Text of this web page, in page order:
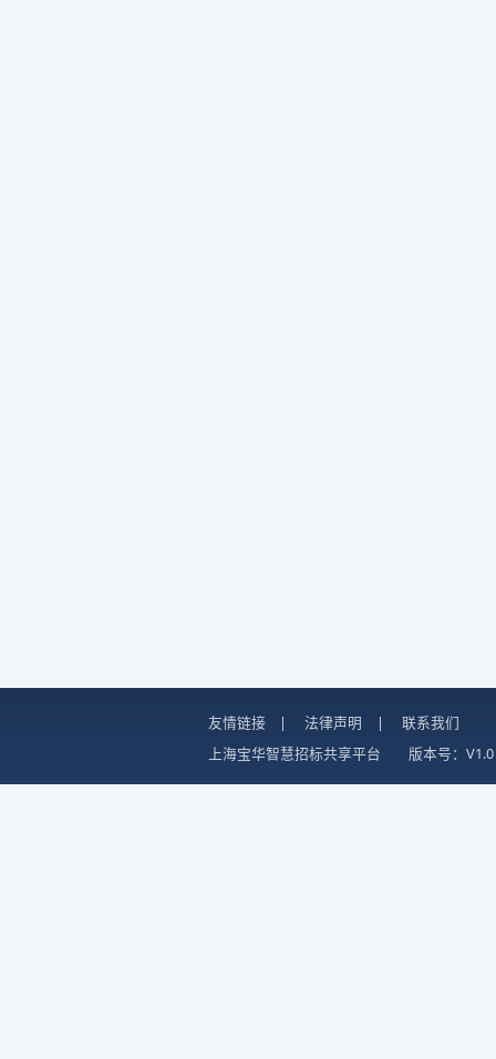
友情链接 | 法律声明 |
联系我们
上海宝华智慧招标共享平台
版本号：V1.0